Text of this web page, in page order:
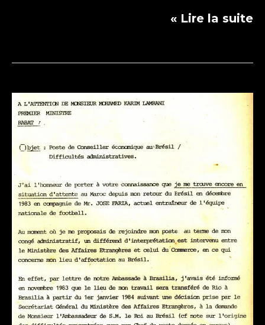
Protégé :
بين
والبرازيل
Lire la suite »